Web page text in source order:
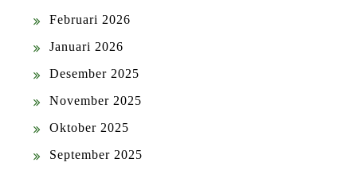
Februari 2026
Januari 2026
Desember 2025
November 2025
Oktober 2025
September 2025